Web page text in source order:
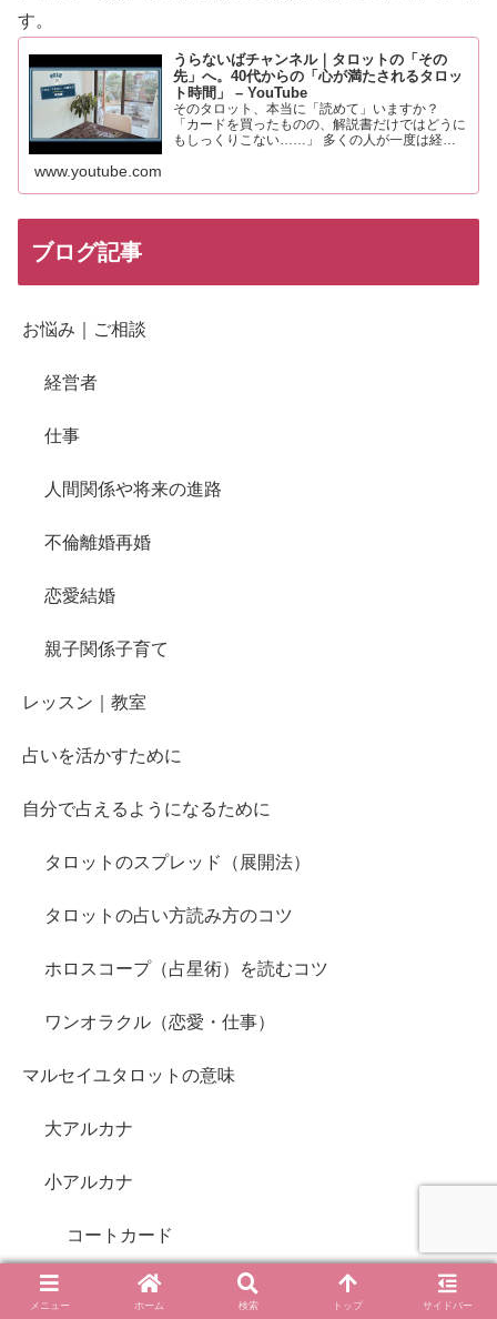
す。
うらないばチャンネル｜タロットの「その
先」へ。40代からの「心が満たされるタロッ
ト時間」 – YouTube
そのタロット、本当に「読めて」いますか？
「カードを買ったものの、解説書だけではどうに
もしっくりこない……」 多くの人が一度は経験
www.youtube.com
ブログ記事
お悩み｜ご相談
経営者
仕事
人間関係や将来の進路
不倫離婚再婚
恋愛結婚
親子関係子育て
レッスン｜教室
占いを活かすために
自分で占えるようになるために
タロットのスプレッド（展開法）
タロットの占い方読み方のコツ
ホロスコープ（占星術）を読むコツ
ワンオラクル（恋愛・仕事）
マルセイユタロットの意味
大アルカナ
小アルカナ
コートカード
エテイヤ（エッティラ）
メニュー ホーム 検索 トップ サイドバー